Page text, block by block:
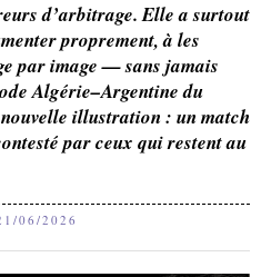
d’arbitrage. Elle a surtout
proprement, à les
par image — sans jamais
Algérie–Argentine du
illustration : un match
par ceux qui restent au
06/2026